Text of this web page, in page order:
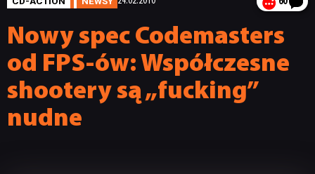
Nowy spec Codemasters
od FPS-ów: Współczesne
shootery są „fucking”
nudne